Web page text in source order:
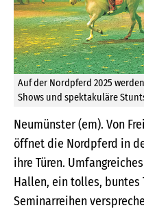
Auf der Nordpferd 2025
Shows und spektakuläre
Neumünster (em). Von
öffnet die Nordpferd in
ihre Türen.
Hallen, ein tolles, buntes
Seminarreihen